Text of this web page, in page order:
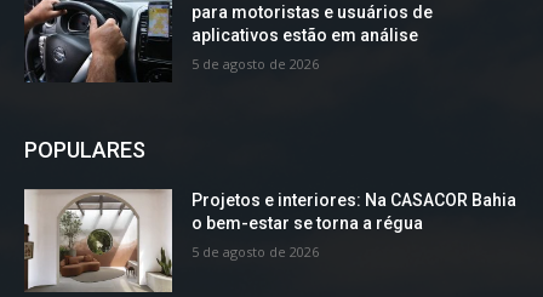
para motoristas e usuários de
aplicativos estão em análise
5 de agosto de 2026
POPULARES
Projetos e interiores: Na CASACOR Bahia
o bem-estar se torna a régua
5 de agosto de 2026